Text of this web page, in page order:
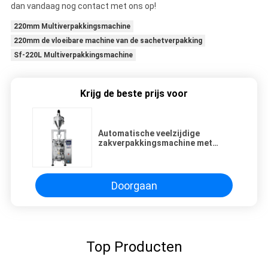
dan vandaag nog contact met ons op!
220mm Multiverpakkingsmachine
220mm de vloeibare machine van de sachetverpakking
Sf-220L Multiverpakkingsmachine
Krijg de beste prijs voor
Automatische veelzijdige
zakverpakkingsmachine met
Doorgaan
Top Producten